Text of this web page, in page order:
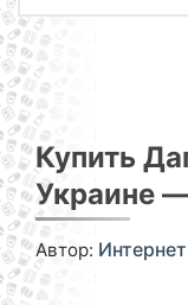
Купить
Украине
Автор: